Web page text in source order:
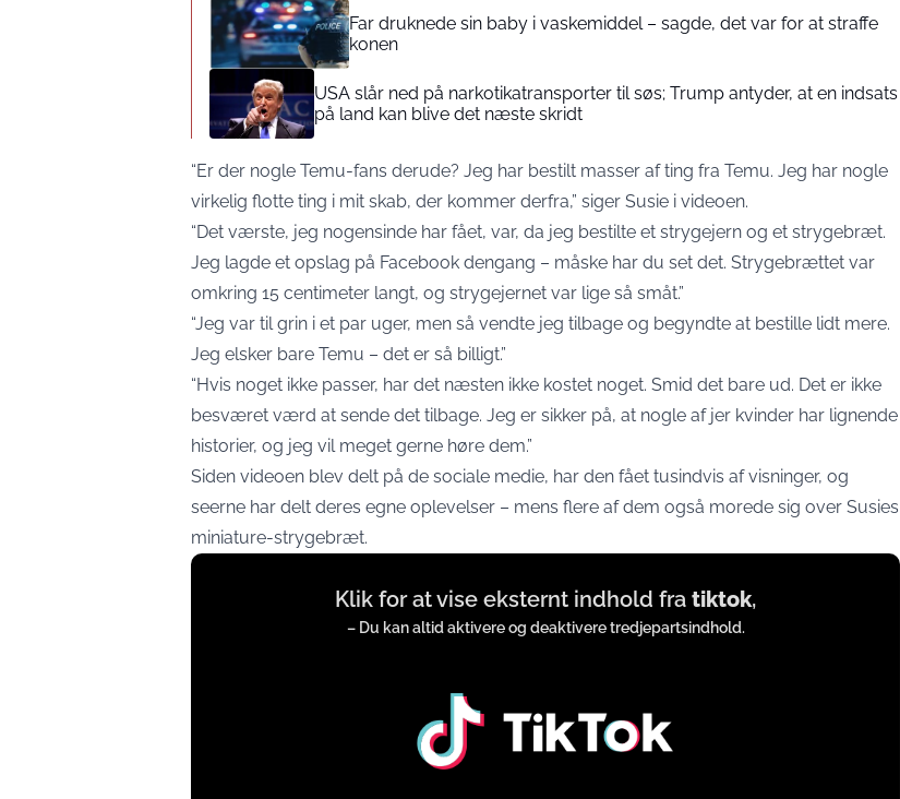
Far druknede sin baby i vaskemiddel – sagde, det var for at straffe
konen
USA slår ned på narkotikatransporter til søs; Trump antyder, at en indsats
på land kan blive det næste skridt
“Er der nogle Temu-fans derude? Jeg har bestilt masser af ting fra Temu. Jeg har nogle
virkelig flotte ting i mit skab, der kommer derfra,” siger Susie i videoen.
“Det værste, jeg nogensinde har fået, var, da jeg bestilte et strygejern og et strygebræt.
Jeg lagde et opslag på Facebook dengang – måske har du set det. Strygebrættet var
omkring 15 centimeter langt, og strygejernet var lige så småt.”
“Jeg var til grin i et par uger, men så vendte jeg tilbage og begyndte at bestille lidt mere.
Jeg elsker bare Temu – det er så billigt.”
“Hvis noget ikke passer, har det næsten ikke kostet noget. Smid det bare ud. Det er ikke
besværet værd at sende det tilbage. Jeg er sikker på, at nogle af jer kvinder har lignende
historier, og jeg vil meget gerne høre dem.”
Siden videoen blev delt på de sociale medie, har den fået tusindvis af visninger, og
seerne har delt deres egne oplevelser – mens flere af dem også morede sig over Susies
miniature-strygebræt.
Display
Klik for at vise eksternt indhold fra tiktok,
– Du kan altid aktivere og deaktivere tredjepartsindhold.